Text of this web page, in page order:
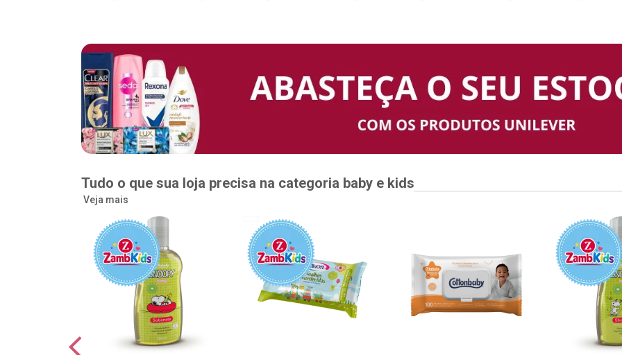
Tudo o que sua loja precisa na categoria baby e kids
Veja mais